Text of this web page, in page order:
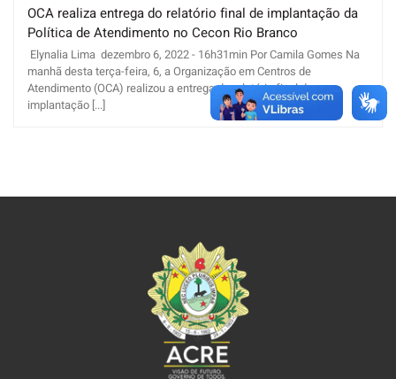
OCA realiza entrega do relatório final de implantação da
Política de Atendimento no Cecon Rio Branco
Elynalia Lima dezembro 6, 2022 - 16h31min Por Camila Gomes Na
manhã desta terça-feira, 6, a Organização em Centros de
Atendimento (OCA) realizou a entrega do relatório final de
implantação [...]